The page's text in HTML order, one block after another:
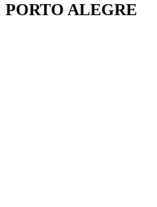
PORTO ALEGRE